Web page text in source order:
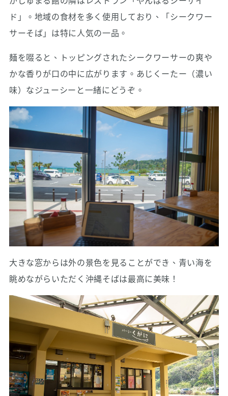
ド」。地域の食材を多く使用しており、「シークワー
サーそば」は特に人気の一品。
麺を啜ると、トッピングされたシークワーサーの爽や
かな香りが口の中に広がります。あじくーたー（濃い
味）なジューシーと一緒にどうぞ。
大きな窓からは外の景色を見ることができ、青い海を
眺めながらいただく沖縄そばは最高に美味！